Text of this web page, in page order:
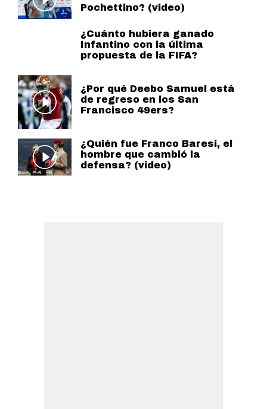
Pochettino? (video)
¿Cuánto hubiera ganado
Infantino con la última
propuesta de la FIFA?
¿Por qué Deebo Samuel está
de regreso en los San
Francisco 49ers?
¿Quién fue Franco Baresi, el
hombre que cambió la
defensa? (video)